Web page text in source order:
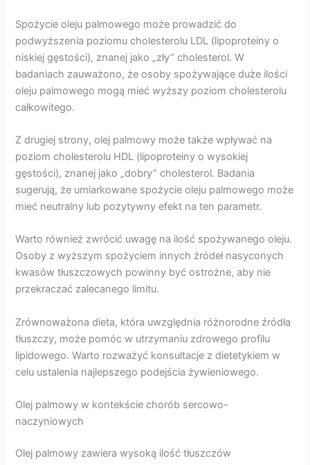
Spożycie oleju palmowego może prowadzić do
podwyższenia poziomu cholesterolu LDL (lipoproteiny o
niskiej gęstości), znanej jako „zły” cholesterol. W
badaniach zauważono, że osoby spożywające duże ilości
oleju palmowego mogą mieć wyższy poziom cholesterolu
całkowitego.
Z drugiej strony, olej palmowy może także wpływać na
poziom cholesterolu HDL (lipoproteiny o wysokiej
gęstości), znanej jako „dobry” cholesterol. Badania
sugerują, że umiarkowane spożycie oleju palmowego może
mieć neutralny lub pozytywny efekt na ten parametr.
Warto również zwrócić uwagę na ilość spożywanego oleju.
Osoby z wyższym spożyciem innych źródeł nasyconych
kwasów tłuszczowych powinny być ostrożne, aby nie
przekraczać zalecanego limitu.
Zrównoważona dieta, która uwzględnia różnorodne źródła
tłuszczy, może pomóc w utrzymaniu zdrowego profilu
lipidowego. Warto rozważyć konsultacje z dietetykiem w
celu ustalenia najlepszego podejścia żywieniowego.
Olej palmowy w kontekście chorób sercowo-
naczyniowych
Olej palmowy zawiera wysoką ilość tłuszczów